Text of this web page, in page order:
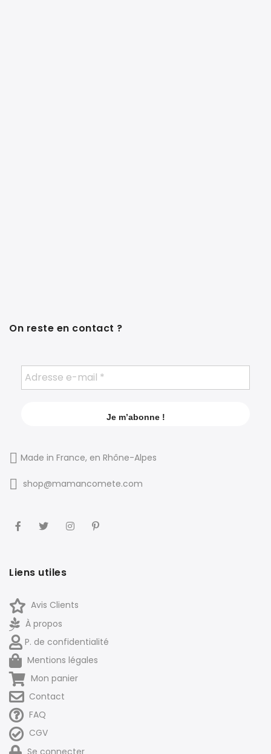
On reste en contact ?
Made in France, en Rhône-Alpes
shop@mamancomete.com
Liens utiles
Avis Clients
À propos
P. de confidentialité
Mentions légales
Mon panier
Contact
FAQ
CGV
Se connecter